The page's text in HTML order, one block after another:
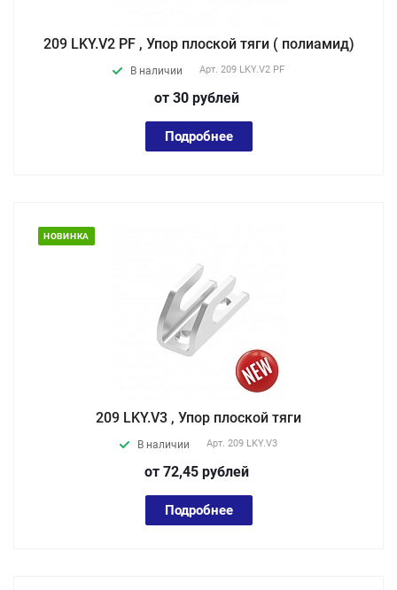
209 LKY.V2 PF , Упор плоской тяги ( полиамид)
В наличии Арт. 209 LKY.V2 PF
от 30 рублей
Подробнее
НОВИНКА
209 LKY.V3 , Упор плоской тяги
В наличии Арт. 209 LKY.V3
от 72,45 рублей
Подробнее